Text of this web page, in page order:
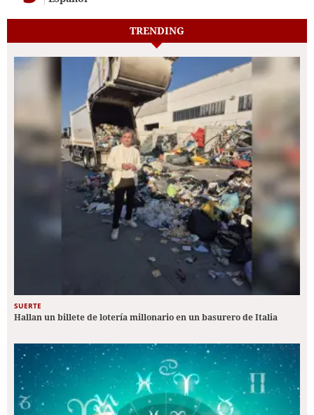
TRENDING
SUERTE
Hallan un billete de lotería millonario en un basurero de Italia